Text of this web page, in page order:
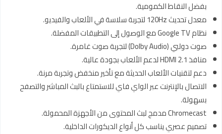
بفضل النقاط الكمومية.
معدل تحديث 120Hz لتجربة سلاسة في الألعاب والفيديو.
نظام Google TV مع الوصول إلى التطبيقات المفضلة.
صوت دولبي (Dolby Audio) لتجربة صوت غامرة.
منافذ HDMI 2.1 لدعم الألعاب بجودة عالية.
دعم لتقنيات الألعاب الحديثة مع تأخير منخفض وتجربة مرنة.
الاتصال بالإنترنت عبر الواي فاي للاستمتاع بالبث المباشر والتصفح
بسهولة.
Chromecast مدمج لبث المحتوى من الأجهزة المحمولة.
تصميم عصري يناسب كل أنواع الديكورات الداخلية.